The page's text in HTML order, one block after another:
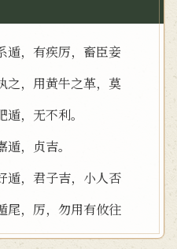
遁，有疾厉，畜臣妾
之，用黄牛之革，莫
，无不利。
，贞吉。
遁，君子吉，小人否
尾，厉，勿用有攸往